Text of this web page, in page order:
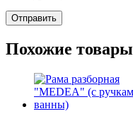
Похожие товары